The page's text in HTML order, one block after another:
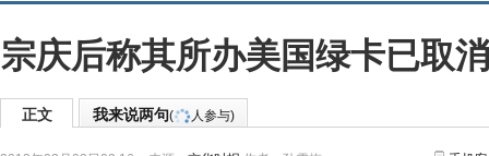
宗庆后称其所办美国绿卡已取
正文 我来说两句( 人参与)